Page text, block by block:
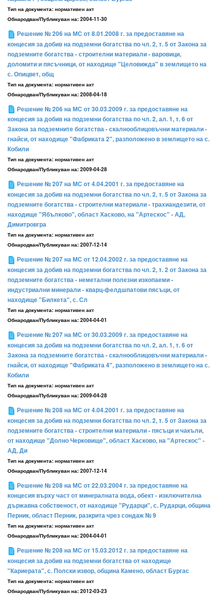
Тип на документа: нормативен акт
Обнародван/Публикуван на: 2004-11-30
Решение № 206 на МС от 8.01.2008 г. за предоставяне на
концесия за добив на подземни богатства по чл. 2, т. 5 от Закона за
подземните богатства - строителни материали - варовици,
доломити и пясъчници, от находище "Целовижда" в землището на
с. Опицвет, общ
Тип на документа: нормативен акт
Обнародван/Публикуван на: 2008-04-18
Решение № 206 на МС от 30.03.2009 г. за предоставяне на
концесия за добив на подземни богатства по чл. 2, ал. 1, т. 6 от
Закона за подземните богатства - скалнооблицовъчни материали -
гнайси, от находище "Фабриката 2", разположено в землището на с.
Кобили
Тип на документа: нормативен акт
Обнародван/Публикуван на: 2009-04-28
Решение № 207 на МС от 4.04.2001 г. за предоставяне на
концесия за добив на подземни богатства по чл. 2, т. 5 от Закона за
подземните богатства - строителни материали - трахиандезити, от
находище "Ябълково", област Хасково, на "Артескос" - АД,
Димитровгра
Тип на документа: нормативен акт
Обнародван/Публикуван на: 2007-12-14
Решение № 207 на МС от 12.04.2002 г. за предоставяне на
концесия за добив на подземни богатства по чл. 2, т. 2 от Закона за
подземните богатства - неметални полезни изкопаеми -
индустриални минерали - кварц-фелдшпатови пясъци, от
находище "Билкета", с. Сл
Тип на документа: нормативен акт
Обнародван/Публикуван на: 2004-04-01
Решение № 207 на МС от 30.03.2009 г. за предоставяне на
концесия за добив на подземни богатства по чл. 2, ал. 1, т. 6 от
Закона за подземните богатства - скалнооблицовъчни материали -
гнайси, от находище "Фабриката 4", разположено в землището на с.
Кобили
Тип на документа: нормативен акт
Обнародван/Публикуван на: 2009-04-28
Решение № 208 на МС от 4.04.2001 г. за предоставяне на
концесия за добив на подземни богатства по чл. 2, т. 5 от Закона за
подземните богатства - строителни материали - пясъци и чакъли,
от находище "Долно Черковище", област Хасково, на "Артескос" -
АД, Ди
Тип на документа: нормативен акт
Обнародван/Публикуван на: 2007-12-14
Решение № 208 на МС от 22.03.2004 г. за предоставяне на
концесия върху част от минералната вода, обект - изключителна
държавна собственост, от находище "Рударци", с. Рударци, община
Перник, област Перник, разкрита чрез сондаж № 9
Тип на документа: нормативен акт
Обнародван/Публикуван на: 2004-04-01
Решение № 208 на МС от 15.03.2012 г. за предоставяне на
концесия за добив на подземни богатства от находище
"Кариерата", с. Полски извор, община Камено, област Бургас
Тип на документа: нормативен акт
Обнародван/Публикуван на: 2012-03-23